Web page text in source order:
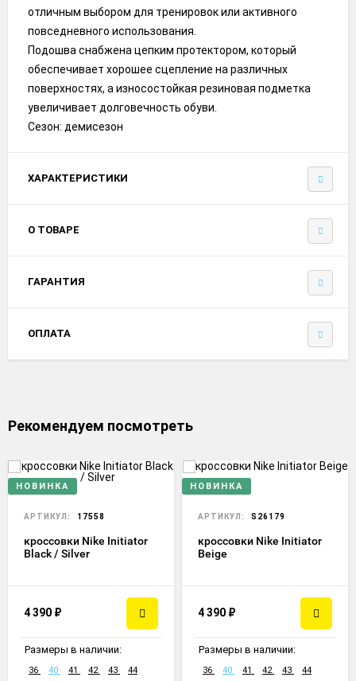
отличным выбором для тренировок или активного
повседневного использования.
Подошва снабжена цепким протектором, который
обеспечивает хорошее сцепление на различных
поверхностях, а износостойкая резиновая подметка
увеличивает долговечность обуви.
Сезон: демисезон
ХАРАКТЕРИСТИКИ
О ТОВАРЕ
ГАРАНТИЯ
ОПЛАТА
Рекомендуем посмотреть
НОВИНКА
АРТИКУЛ: 17558
кроссовки Nike Initiator
Black / Silver
4 390 ₽
Размеры в наличии:
36 40 41 42 43
44
НОВИНКА
АРТИКУЛ: S26179
кроссовки Nike Initiator
Beige
4 390 ₽
Размеры в наличии:
36 40 41 42 43
44